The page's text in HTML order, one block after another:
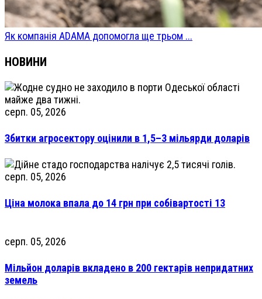
Як компанія ADAMA допомогла ще трьом ...
НОВИНИ
серп. 05, 2026
Збитки агросектору оцінили в 1,5–3 мільярди доларів
серп. 05, 2026
Ціна молока впала до 14 грн при собівартості 13
серп. 05, 2026
Мільйон доларів вкладено в 200 гектарів непридатних
земель